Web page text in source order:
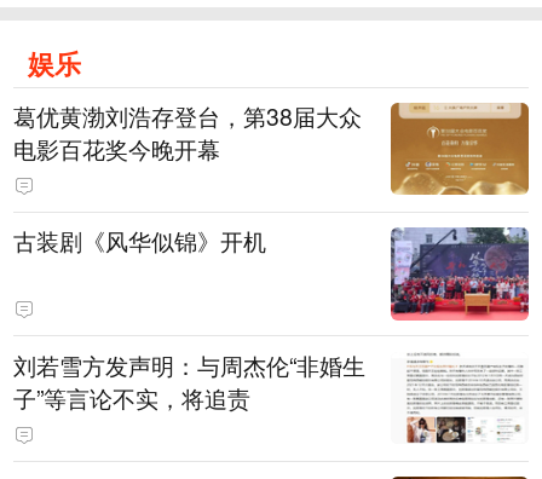
娱乐
葛优黄渤刘浩存登台，第38届大众
电影百花奖今晚开幕
古装剧《风华似锦》开机
刘若雪方发声明：与周杰伦“非婚生
子”等言论不实，将追责